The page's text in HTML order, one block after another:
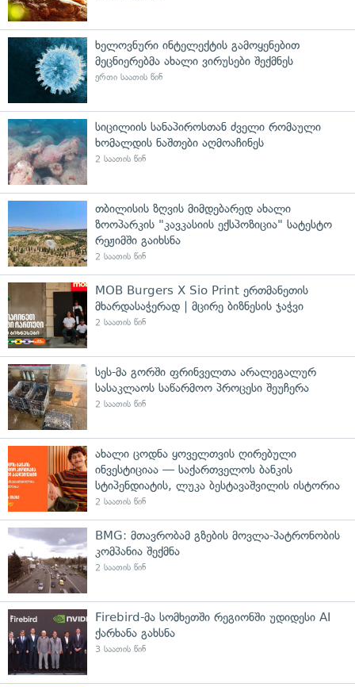
ხელოვნური ინტელექტის გამოყენებით
მეცნიერებმა ახალი ვირუსები შექმნეს
ერთი საათის წინ
სიცილიის სანაპიროსთან ძველი რომაული
ხომალდის ნაშთები აღმოაჩინეს
2 საათის წინ
თბილისის ზღვის მიმდებარედ ახალი
ზოოპარკის "კავკასიის ექსპოზიცია" სატესტო
რეჟიმში გაიხსნა
2 საათის წინ
MOB Burgers X Sio Print ერთმანეთის
მხარდასაჭერად | მცირე ბიზნესის ჯაჭვი
2 საათის წინ
სეს-მა გორში ფრინველთა არალეგალურ
სასაკლაოს საწარმოო პროცესი შეუჩერა
2 საათის წინ
ახალი ცოდნა ყოველთვის ღირებული
ინვესტიციაა — საქართველოს ბანკის
სტიპენდიატის, ლუკა ბესტავაშვილის ისტორია
2 საათის წინ
BMG: მთავრობამ გზების მოვლა-პატრონობის
კომპანია შექმნა
2 საათის წინ
Firebird-მა სომხეთში რეგიონში უდიდესი AI
ქარხანა გახსნა
3 საათის წინ